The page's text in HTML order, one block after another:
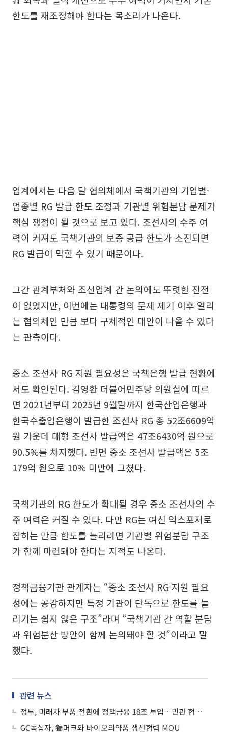
한도를 재조정해야 한다는 목소리가 나온다.
업계에서는 다음 달 협의체에서 국책기관의 기업별·
업종별 RG 발급 한도 조정과 기관별 위험분담 문제가
핵심 쟁점이 될 것으로 보고 있다. 조선사의 수주 여
력이 커져도 국책기관의 보증 공급 한도가 소진되면
RG 발급이 막힐 수 있기 때문이다.
그간 관계부처와 조선업계 간 논의에도 뚜렷한 진전
이 없었지만, 이번에는 대통령의 문제 제기 이후 열리
는 협의체인 만큼 보다 구체적인 대안이 나올 수 있다
는 관측이다.
중소 조선사 RG 지원 필요성은 국책은행 발급 현황에
서도 확인된다. 김영환 더불어민주당 의원실에 따르
면 2021년부터 2025년 9월말까지 한국산업은행과
한국수출입은행이 발급한 조선사 RG 총 52조6609억
원 가운데 대형 조선사 발급액은 47조6430억 원으로
90.5%를 차지했다. 반면 중소 조선사 발급액은 5조
179억 원으로 10% 미만에 그쳤다.
국책기관의 RG 한도가 확대될 경우 중소 조선사의 수
주 여력은 커질 수 있다. 다만 RG는 여신 익스포저로
잡히는 만큼 한도를 늘리려면 기관별 위험분담 구조
가 함께 마련돼야 한다는 지적도 나온다.
정책금융기관 관계자는 “중소 조선사 RG 지원 필요
성에는 공감하지만 특정 기관이 단독으로 한도를 늘
리기는 쉽지 않은 구조”라며 “국책기관 간 역할 분담
과 위험분산 방안이 함께 논의돼야 할 것”이라고 말
했다.
관련 뉴스
정부, 미래차 부품 전환에 정책금융 18조 투입…민관 협의체 출범
GC녹십자, 獨머크와 바이오의약품 생산협력 MOU